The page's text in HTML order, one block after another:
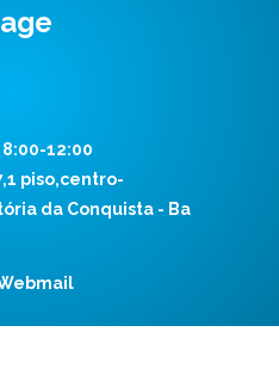
8:00-12:00
piso,centro-
da Conquista - Ba